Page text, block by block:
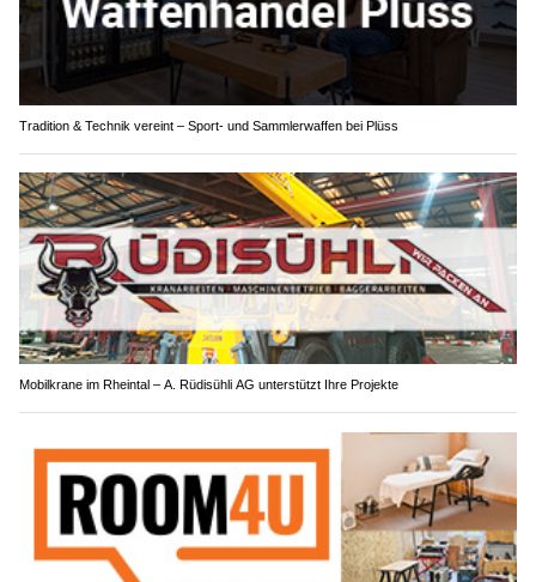
Tradition & Technik vereint – Sport- und Sammlerwaffen bei Plüss
Mobilkrane im Rheintal – A. Rüdisühli AG unterstützt Ihre Projekte